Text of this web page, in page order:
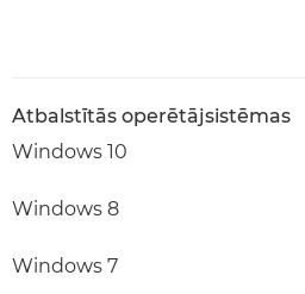
Atbalstītās operētājsistēmas
Windows 10
Windows 8
Windows 7